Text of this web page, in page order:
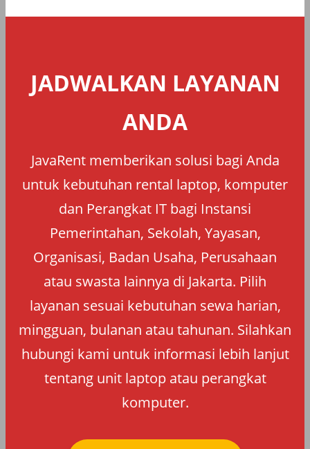
JADWALKAN LAYANAN
ANDA
JavaRent memberikan solusi bagi Anda
untuk kebutuhan rental laptop, komputer
dan Perangkat IT bagi Instansi
Pemerintahan, Sekolah, Yayasan,
Organisasi, Badan Usaha, Perusahaan
atau swasta lainnya di Jakarta. Pilih
layanan sesuai kebutuhan sewa harian,
mingguan, bulanan atau tahunan. Silahkan
hubungi kami untuk informasi lebih lanjut
tentang unit laptop atau perangkat
komputer.